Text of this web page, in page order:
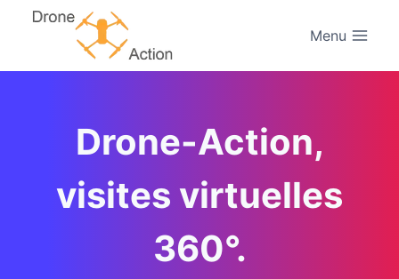
Menu
Drone-Action,
visites virtuelles
360°.